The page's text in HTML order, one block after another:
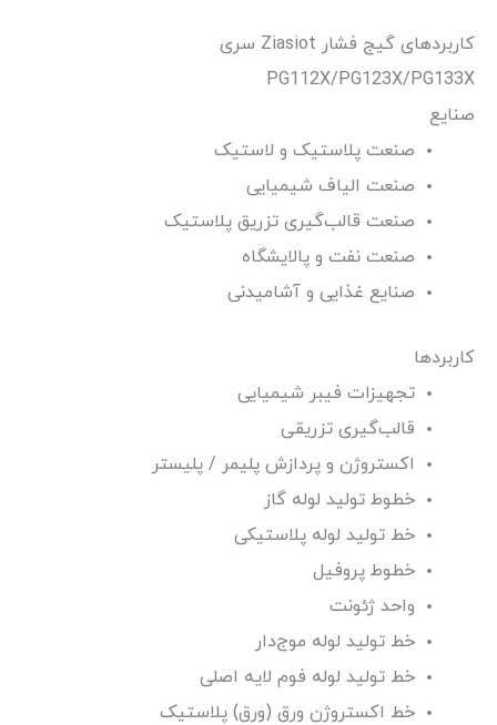
کاربردهای گیج فشار Ziasiot سری
PG112X/PG123X/PG133X
صنایع
صنعت پلاستیک و لاستیک
صنعت الیاف شیمیایی
صنعت قالب‌گیری تزریق پلاستیک
صنعت نفت و پالایشگاه
صنایع غذایی و آشامیدنی
کاربردها
تجهیزات فیبر شیمیایی
قالب‌گیری تزریقی
اکستروژن و پردازش پلیمر / پلیستر
خطوط تولید لوله گاز
خط تولید لوله پلاستیکی
خطوط پروفیل
واحد ژئونت
خط تولید لوله موج‌دار
خط تولید لوله فوم لایه اصلی
خط اکستروژن ورق (ورق) پلاستیک